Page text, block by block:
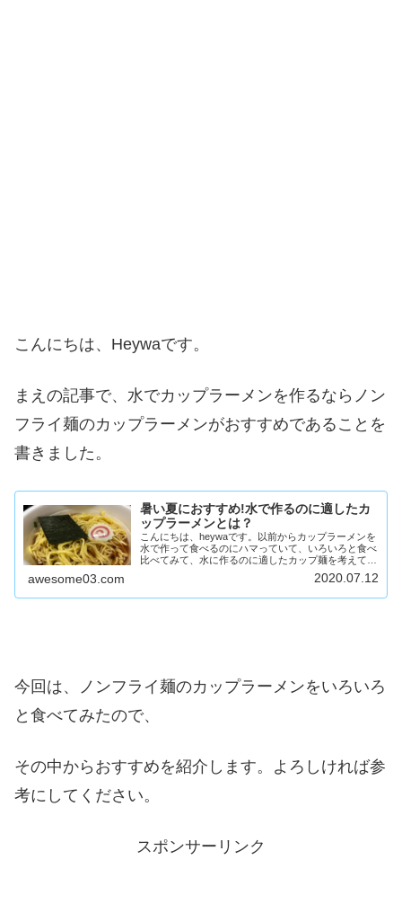
こんにちは、Heywaです。
まえの記事で、水でカップラーメンを作るならノン
フライ麺のカップラーメンがおすすめであることを
書きました。
暑い夏におすすめ!水で作るのに適したカ
ップラーメンとは？
こんにちは、heywaです。以前からカップラーメンを
水で作って食べるのにハマっていて、いろいろと食べ
比べてみて、水に作るのに適したカップ麺を考えてみ
たので紹介します。暑くなってきたので、そんな時期
に食べるのにピッタリなので、気になったらぜひ...
awesome03.com 2020.07.12
今回は、ノンフライ麺のカップラーメンをいろいろ
と食べてみたので、
その中からおすすめを紹介します。よろしければ参
考にしてください。
スポンサーリンク